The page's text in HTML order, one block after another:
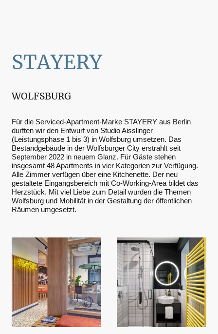
STAYERY
WOLFSBURG
Für die Serviced-Apartment-Marke STAYERY aus Berlin
durften wir den Entwurf von Studio Aisslinger
(Leistungsphase 1 bis 3) in Wolfsburg umsetzen. Das
Bestandgebäude in der Wolfsburger City erstrahlt seit
September 2022 in neuem Glanz. Für Gäste stehen
insgesamt 48 Apartments in vier Kategorien zur Verfügung.
Alle Zimmer verfügen über eine Kitchenette. Der neu
gestaltete Eingangsbereich mit Co-Working-Area bildet das
Herzstück. Mit viel Liebe zum Detail wurden die Themen
Wolfsburg und Mobilität in der Gestaltung der öffentlichen
Räumen umgesetzt.